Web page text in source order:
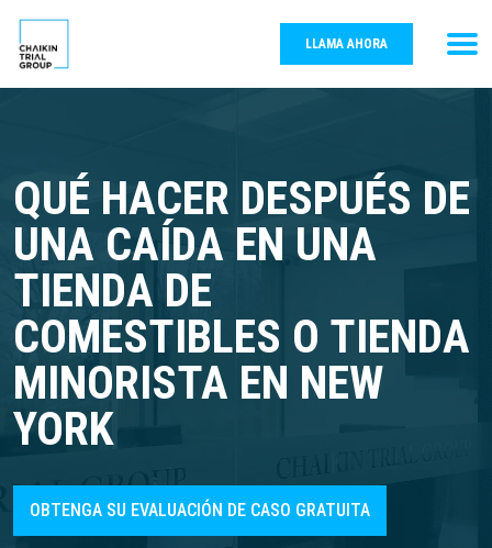
LLAMA AHORA
QUÉ HACER DESPUÉS DE
UNA CAÍDA EN UNA
TIENDA DE
COMESTIBLES O TIENDA
MINORISTA EN NEW
YORK
OBTENGA SU EVALUACIÓN DE CASO GRATUITA